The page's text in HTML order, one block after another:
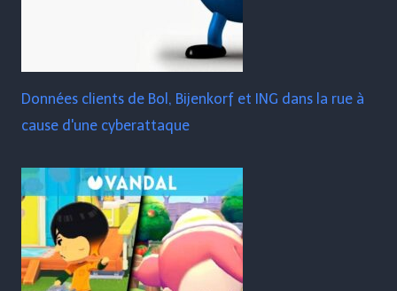
Données clients de Bol, Bijenkorf et ING dans la rue à
cause d'une cyberattaque